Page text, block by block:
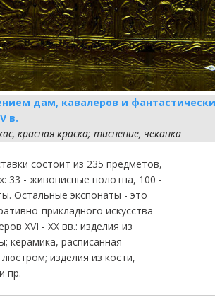
дам, кавалеров и
в.
красная краска; тиснение, чеканка
состоит из 235 предметов,
33 - живописные полотна, 100 -
Остальные экспонаты - это
прикладного искусства
XVI - XX вв.: изделия из
керамика, расписанная
изделия из кости,
пр.